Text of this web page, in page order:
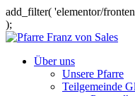
add_filter( 'elementor/
);
Über uns
Unsere Pfarre
Teilgemeinde